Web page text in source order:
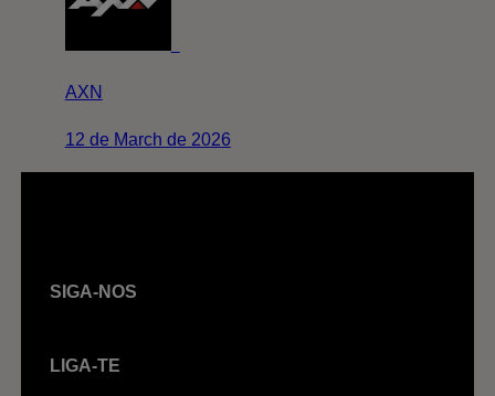
AXN
12 de March de 2026
SIGA-NOS
LIGA-TE